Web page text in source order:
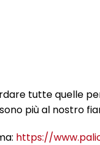
tutte quelle
più al nostro
https://